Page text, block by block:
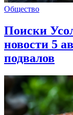
Общество
Поиски
новости 5
подвалов